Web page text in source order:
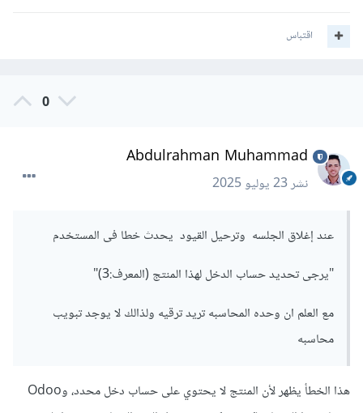
الترميز cp1252 الذي لا يدعم بعض الحروف مثل č.
أو قم بتعديل ملف odoo.conf ليشمل:
الخطأ الثاني UndefinedTable: relation
"ir_module_module" does not exist:
الأساسية التي يحتاجها Odoo، جدول ir_module_module
الضروري لتشغيل الإضافات.
تأكد أنك أنشأت قاعدة البيانات من خلال Odoo نفسه باستخدام
الأمر:
اقتباس
0
Abdulrahman Muhammad
نشر23 يوليو 2025
عند إغلاق الجلسه وترحيل القيود يحدث خطا فى المستخدم
"يرجى تحديد حساب الدخل لهذا المنتج (المعرف:3)"
مع العلم ان وحده المحاسبه تريد ترقيه ولذالك لا يوجد تبويب
محاسبه
هذا الخطأ يظهر لأن المنتج لا يحتوي على حساب دخل محدد، وOdoo